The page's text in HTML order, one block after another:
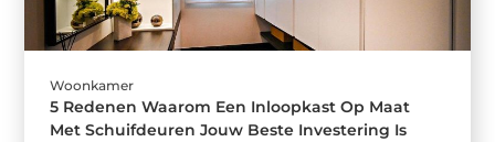
Woonkamer
5 Redenen Waarom Een Inloopkast Op Maat
Met Schuifdeuren Jouw Beste Investering Is